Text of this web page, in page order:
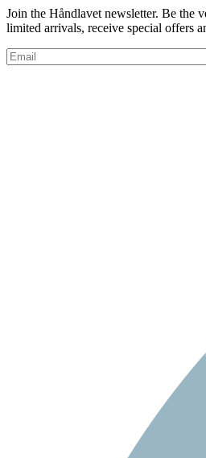
Join the Håndlavet newsletter. Be the
limited arrivals, receive special offers